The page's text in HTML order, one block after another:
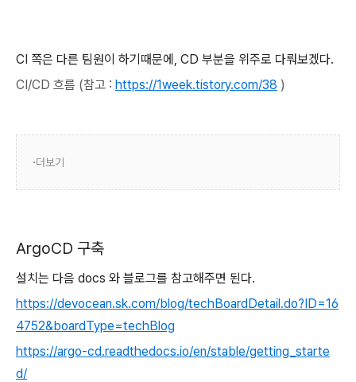
CI 쪽은 다른 팀원이 하기때문에, CD 부분을 위주로 다뤄보겠다.
CI/CD 흐름 (참고 : https://1week.tistory.com/38 )
더보기
ArgoCD 구축
설치는 다음 docs 와 블로그를 참고해주면 된다.
https://devocean.sk.com/blog/techBoardDetail.do?ID=16
4752&boardType=techBlog
https://argo-cd.readthedocs.io/en/stable/getting_starte
d/